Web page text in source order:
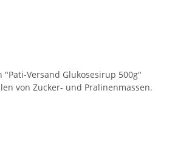
Versand Glukosesirup 500g"
von Zucker- und Pralinenmassen.